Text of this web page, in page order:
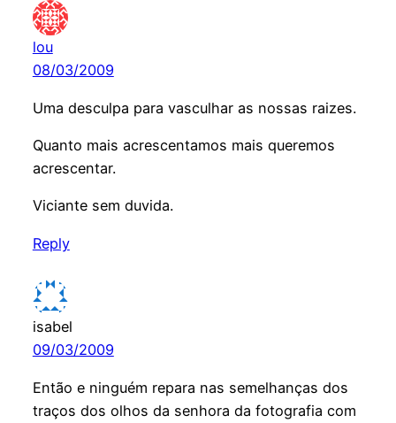
lou
08/03/2009
Uma desculpa para vasculhar as nossas raizes.
Quanto mais acrescentamos mais queremos
acrescentar.
Viciante sem duvida.
Reply
isabel
09/03/2009
Então e ninguém repara nas semelhanças dos
traços dos olhos da senhora da fotografia com